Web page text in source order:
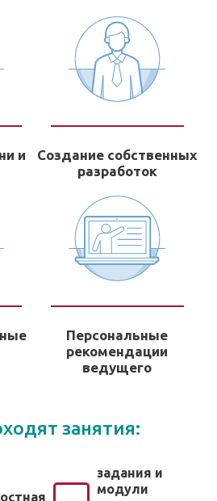
и
Создание собственных
разработок
Персональные
рекомендации
ведущего
занятия:
задания и
модули